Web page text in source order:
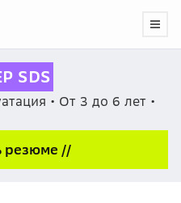
SDS
• От 3 до 6 лет •
резюме //